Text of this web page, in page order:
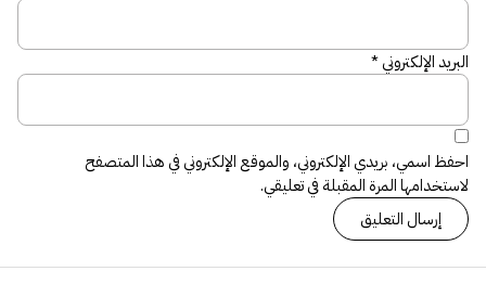
البريد الإلكتروني*
احفظ اسمي، بريدي الإلكتروني، والموقع الإلكتروني في هذا المتصفح
لاستخدامها المرة المقبلة في تعليقي.